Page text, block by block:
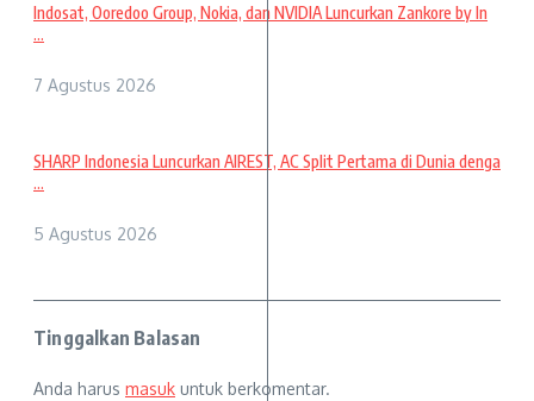
Indosat, Ooredoo Group, Nokia, dan NVIDIA Luncurkan Zankore by In
...
7 Agustus 2026
SHARP Indonesia Luncurkan AIREST, AC Split Pertama di Dunia denga
...
5 Agustus 2026
Tinggalkan Balasan
Anda harus masuk untuk berkomentar.